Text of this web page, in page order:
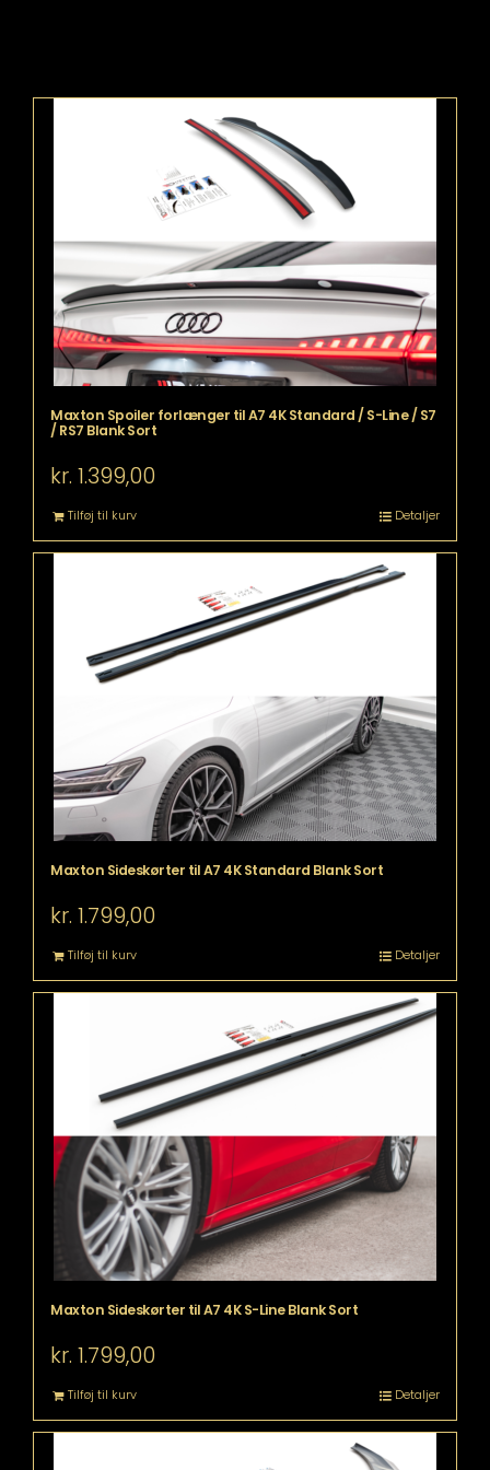
Maxton Spoiler forlænger til A7 4K Standard / S-Line / S7
/ RS7 Blank Sort
kr. 1.399,00
Tilføj til kurv Detaljer
Maxton Sideskørter til A7 4K Standard Blank Sort
kr. 1.799,00
Tilføj til kurv Detaljer
Maxton Sideskørter til A7 4K S-Line Blank Sort
kr. 1.799,00
Tilføj til kurv Detaljer